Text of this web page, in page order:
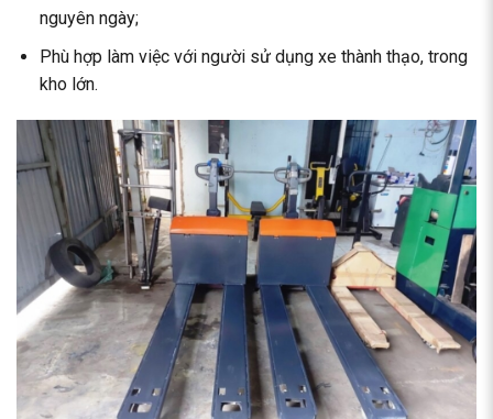
nguyên ngày;
Phù hợp làm việc với người sử dụng xe thành thạo, trong
kho lớn.